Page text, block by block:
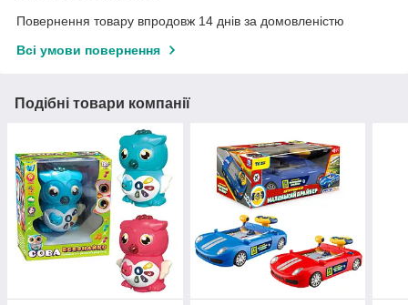
Повернення товару впродовж 14 днів за домовленістю
Всі умови повернення
Подібні товари компанії